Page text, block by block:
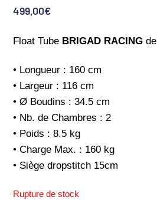
499,00€
Float Tube BRIGAD RACINGde
• Longueur : 160 cm
• Largeur : 116 cm
• Ø Boudins : 34.5 cm
• Nb. de Chambres : 2
• Poids : 8.5 kg
• Charge Max. : 160 kg
• Siège dropstitch 15cm
Rupture de stock